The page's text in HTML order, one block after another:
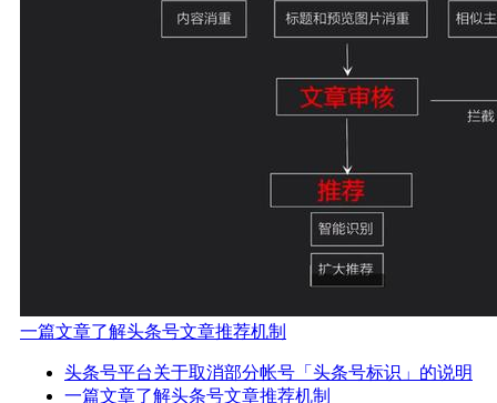
一篇文章了解头条号文章推荐机制
头条号平台关于取消部分帐号「头条号标识」的说明
一篇文章了解头条号文章推荐机制